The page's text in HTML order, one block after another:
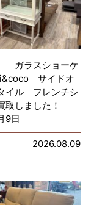
ガラスショーケ
サイドオ
イル フレンチシ
しました！
9日
2026.08.09